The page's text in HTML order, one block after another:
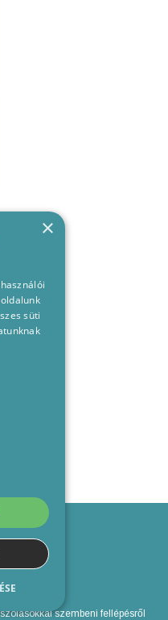
szembeni fellépésről
×
süti